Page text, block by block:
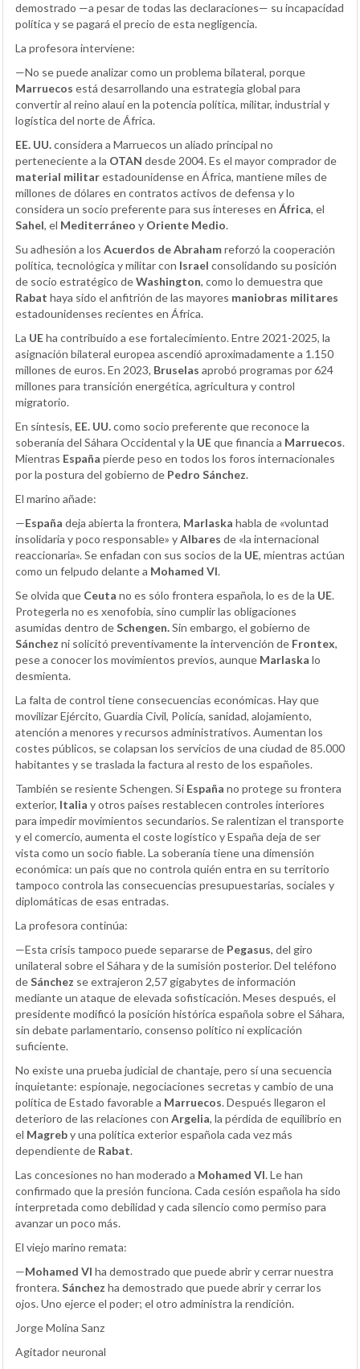
demostrado —a pesar de todas las declaraciones— su incapacidad
política y se pagará el precio de esta negligencia.
La profesora interviene:
—No se puede analizar como un problema bilateral, porque
Marruecos está desarrollando una estrategia global para
convertir al reino alauí en la potencia política, militar, industrial y
logística del norte de África.
EE. UU.considera a Marruecos un aliado principal no
perteneciente a la OTAN desde 2004. Es el mayor comprador de
material militarestadounidense en África, mantiene miles de
millones de dólares en contratos activos de defensa y lo
considera un socio preferente para sus intereses en África, el
Sahel, el Mediterráneo y Oriente Medio.
Su adhesión a los Acuerdos de Abrahamreforzó la cooperación
política, tecnológica y militar con Israel consolidando su posición
de socio estratégico deWashington, como lo demuestra que
Rabat haya sido el anfitrión de las mayores maniobras militares
estadounidenses recientes en África.
La UEha contribuido a ese fortalecimiento. Entre 2021-2025, la
asignación bilateral europea ascendió aproximadamente a 1.150
millones de euros. En 2023, Bruselas aprobó programas por 624
millones para transición energética, agricultura y control
migratorio.
En síntesis, EE. UU.como socio preferente que reconoce la
soberanía del Sáhara Occidental y la UEque financia a Marruecos.
Mientras España pierde peso en todos los foros internacionales
por la postura del gobierno de Pedro Sánchez.
El marino añade:
—España deja abierta la frontera, Marlaska habla de «voluntad
insolidaria y poco responsable» yAlbares de «la internacional
reaccionaria». Se enfadan con sus socios de la UE, mientras actúan
como un felpudo delante a Mohamed VI.
Se olvida que Ceuta no es sólo frontera española, lo es de la UE.
Protegerla no es xenofobia, sino cumplir las obligaciones
asumidas dentro deSchengen.Sin embargo, el gobierno de
Sánchez ni solicitó preventivamente la intervención de Frontex,
pese a conocer los movimientos previos, aunque Marlaska lo
desmienta.
La falta de control tiene consecuencias económicas. Hay que
movilizar Ejército, Guardia Civil, Policía, sanidad, alojamiento,
atención a menores y recursos administrativos. Aumentan los
costes públicos, se colapsan los servicios de una ciudad de 85.000
habitantes y se traslada la factura al resto de los españoles.
También se resiente Schengen. Si España no protege su frontera
exterior, Italia y otros países restablecen controles interiores
para impedir movimientos secundarios. Se ralentizan el transporte
y el comercio, aumenta el coste logístico y España deja de ser
vista como un socio fiable. La soberanía tiene una dimensión
económica: un país que no controla quién entra en su territorio
tampoco controla las consecuencias presupuestarias, sociales y
diplomáticas de esas entradas.
La profesora continúa:
—Esta crisis tampoco puede separarse de Pegasus, del giro
unilateral sobre el Sáhara y de la sumisión posterior. Del teléfono
deSánchez se extrajeron 2,57 gigabytes de información
mediante un ataque de elevada sofisticación. Meses después, el
presidente modificó la posición histórica española sobre el Sáhara,
sin debate parlamentario, consenso político ni explicación
suficiente.
No existe una prueba judicial de chantaje, pero sí una secuencia
inquietante: espionaje, negociaciones secretas y cambio de una
política de Estado favorable a Marruecos. Después llegaron el
deterioro de las relaciones con Argelia, la pérdida de equilibrio en
el Magreby una política exterior española cada vez más
dependiente de Rabat.
Las concesiones no han moderado a Mohamed VI. Le han
confirmado que la presión funciona. Cada cesión española ha sido
interpretada como debilidad y cada silencio como permiso para
avanzar un poco más.
El viejo marino remata:
—Mohamed VI ha demostrado que puede abrir y cerrar nuestra
frontera.Sánchez ha demostrado que puede abrir y cerrar los
ojos. Uno ejerce el poder; el otro administra la rendición.
Jorge Molina Sanz
Agitador neuronal